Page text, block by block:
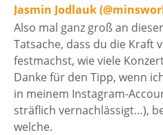
Jasmin Jodlauk
Also mal ganz groß an
Tatsache, dass du die Kraft
festmachst, wie viele
Danke für den Tipp, wenn
in meinem Instagram-
sträflich vernachlässigt…),
welche.